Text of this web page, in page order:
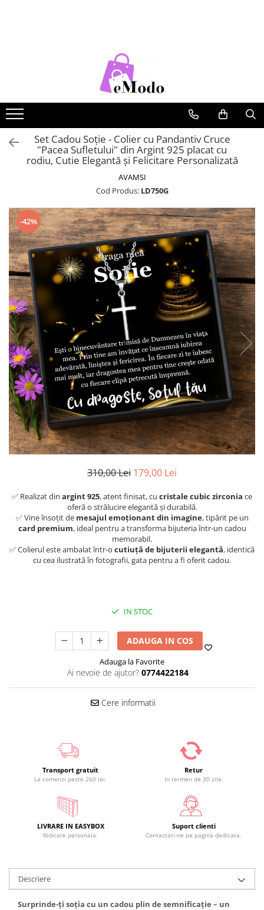
CADOU MAMĂ
CADOU FIICĂ
RUCSACURI DAMA
CURELE DAMA
OCHELARI DE SOARE DAMA
BRATARI DAMA
PORTOFELE BARBATI
RUCSACURI BARBATI
OCHELARI DE SOARE BARBATI
BRATARI BARBATI
Set Cadou Soție - Colier cu Pandantiv Cruce
"Pacea Sufletului" din Argint 925 placat cu
rodiu, Cutie Elegantă și Felicitare Personalizată
AVAMSI
Cod Produs: LD750G
-42%
310,00 Lei 179,00 Lei
✅ Realizat din argint 925, atent finisat, cu cristale cubic zirconia ce
oferă o strălucire elegantă și durabilă.
✅ Vine însoțit de mesajul emoționant din imagine, tipărit pe un
card premium, ideal pentru a transforma bijuteria într-un cadou
memorabil.
✅ Colierul este ambalat într-o cutiuță de bijuterii elegantă, identică
cu cea ilustrată în fotografii, gata pentru a fi oferit cadou.
IN STOC
ADAUGA IN COS
Adauga la Favorite
Ai nevoie de ajutor? 0774422184
Cere informatii
Transport gratuit
La comenzi peste 260 lei.
Retur
In termen de 30 zile.
LIVRARE IN EASYBOX
Ridicare personala.
Suport clienti
Contactati-ne pe pagina dedicata.
Descriere
Surprinde-ți soția cu un cadou plin de semnificație – un